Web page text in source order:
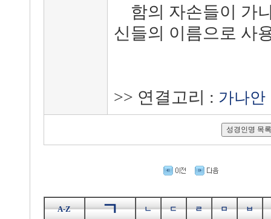
함의 자손들이 가
신들의 이름으로 사
>> 연결고리 : 가나안
A-Z ㄱ ㄴ ㄷ ㄹ ㅁ ㅂ